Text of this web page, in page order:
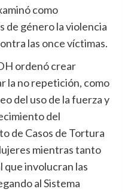
como
de género la violencia
las once víctimas.
ordenó crear
la no repetición, como
del uso de la fuerza y
del
de Casos de Tortura
mientras tanto
que involucran las
al Sistema